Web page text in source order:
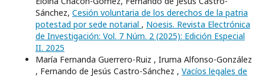
Sánchez, Cesión voluntaria de los derechos de la patria
potestad por sede notarial , Noesis. Revista Electrónica
de Investigación: Vol. 7 Núm. 2 (2025): Edición Especial
II. 2025
María Fernanda Guerrero-Ruiz , Iruma Alfonso-González
, Fernando de Jesús Castro-Sánchez , Vacíos legales de